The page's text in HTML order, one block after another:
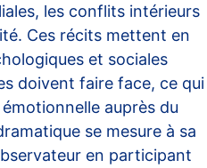
les conflits intérieurs
Ces récits mettent en
et sociales
doivent faire face, ce qui
auprès du
se mesure à sa
en participant